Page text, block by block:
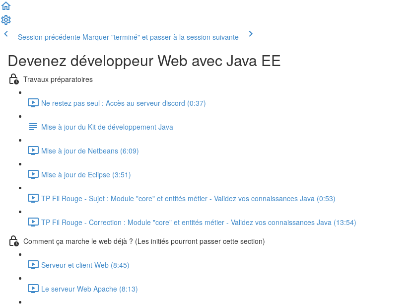
Session précédente Marquer "terminé" et passer à la session suivante
Devenez développeur Web avec Java EE
Travaux préparatoires
Ne restez pas seul : Accès au serveur discord (0:37)
Mise à jour du Kit de développement Java
Mise à jour de Netbeans (6:09)
Mise à jour de Eclipse (3:51)
TP Fil Rouge - Sujet : Module "core" et entités métier - Validez vos connaissances Java (0:53)
TP Fil Rouge - Correction : Module "core" et entités métier - Validez vos connaissances Java (13:54)
Comment ça marche le web déjà ? (Les initiés pourront passer cette section)
Serveur et client Web (8:45)
Le serveur Web Apache (8:13)